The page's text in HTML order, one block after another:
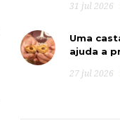
31 jul 2026
Uma
ajuda a
27 jul 2026